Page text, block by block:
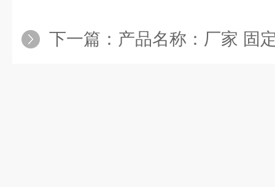
下一篇： 产品名称：厂家 固